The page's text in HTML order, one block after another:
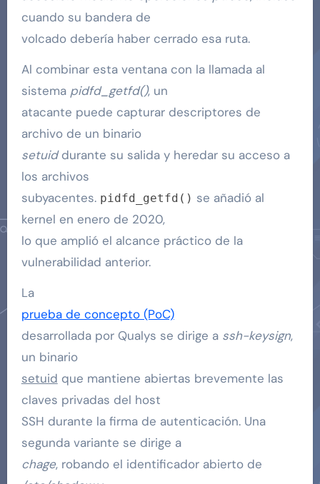
cuando su bandera de
volcado debería haber cerrado esa ruta.
Al combinar esta ventana con la llamada al
sistema pidfd_getfd(), un
atacante puede capturar descriptores de
archivo de un binario
setuiddurante su salida y heredar su acceso a
los archivos
subyacentes. pidfd_getfd() se añadió al
kernel en enero de 2020,
lo que amplió el alcance práctico de la
vulnerabilidad anterior.
La
prueba de concepto (PoC)
desarrollada por Qualys se dirige a ssh-keysign,
un binario
setuid que mantiene abiertas brevemente las
claves privadas del host
SSH durante la firma de autenticación. Una
segunda variante se dirige a
chage, robando el identificador abierto de